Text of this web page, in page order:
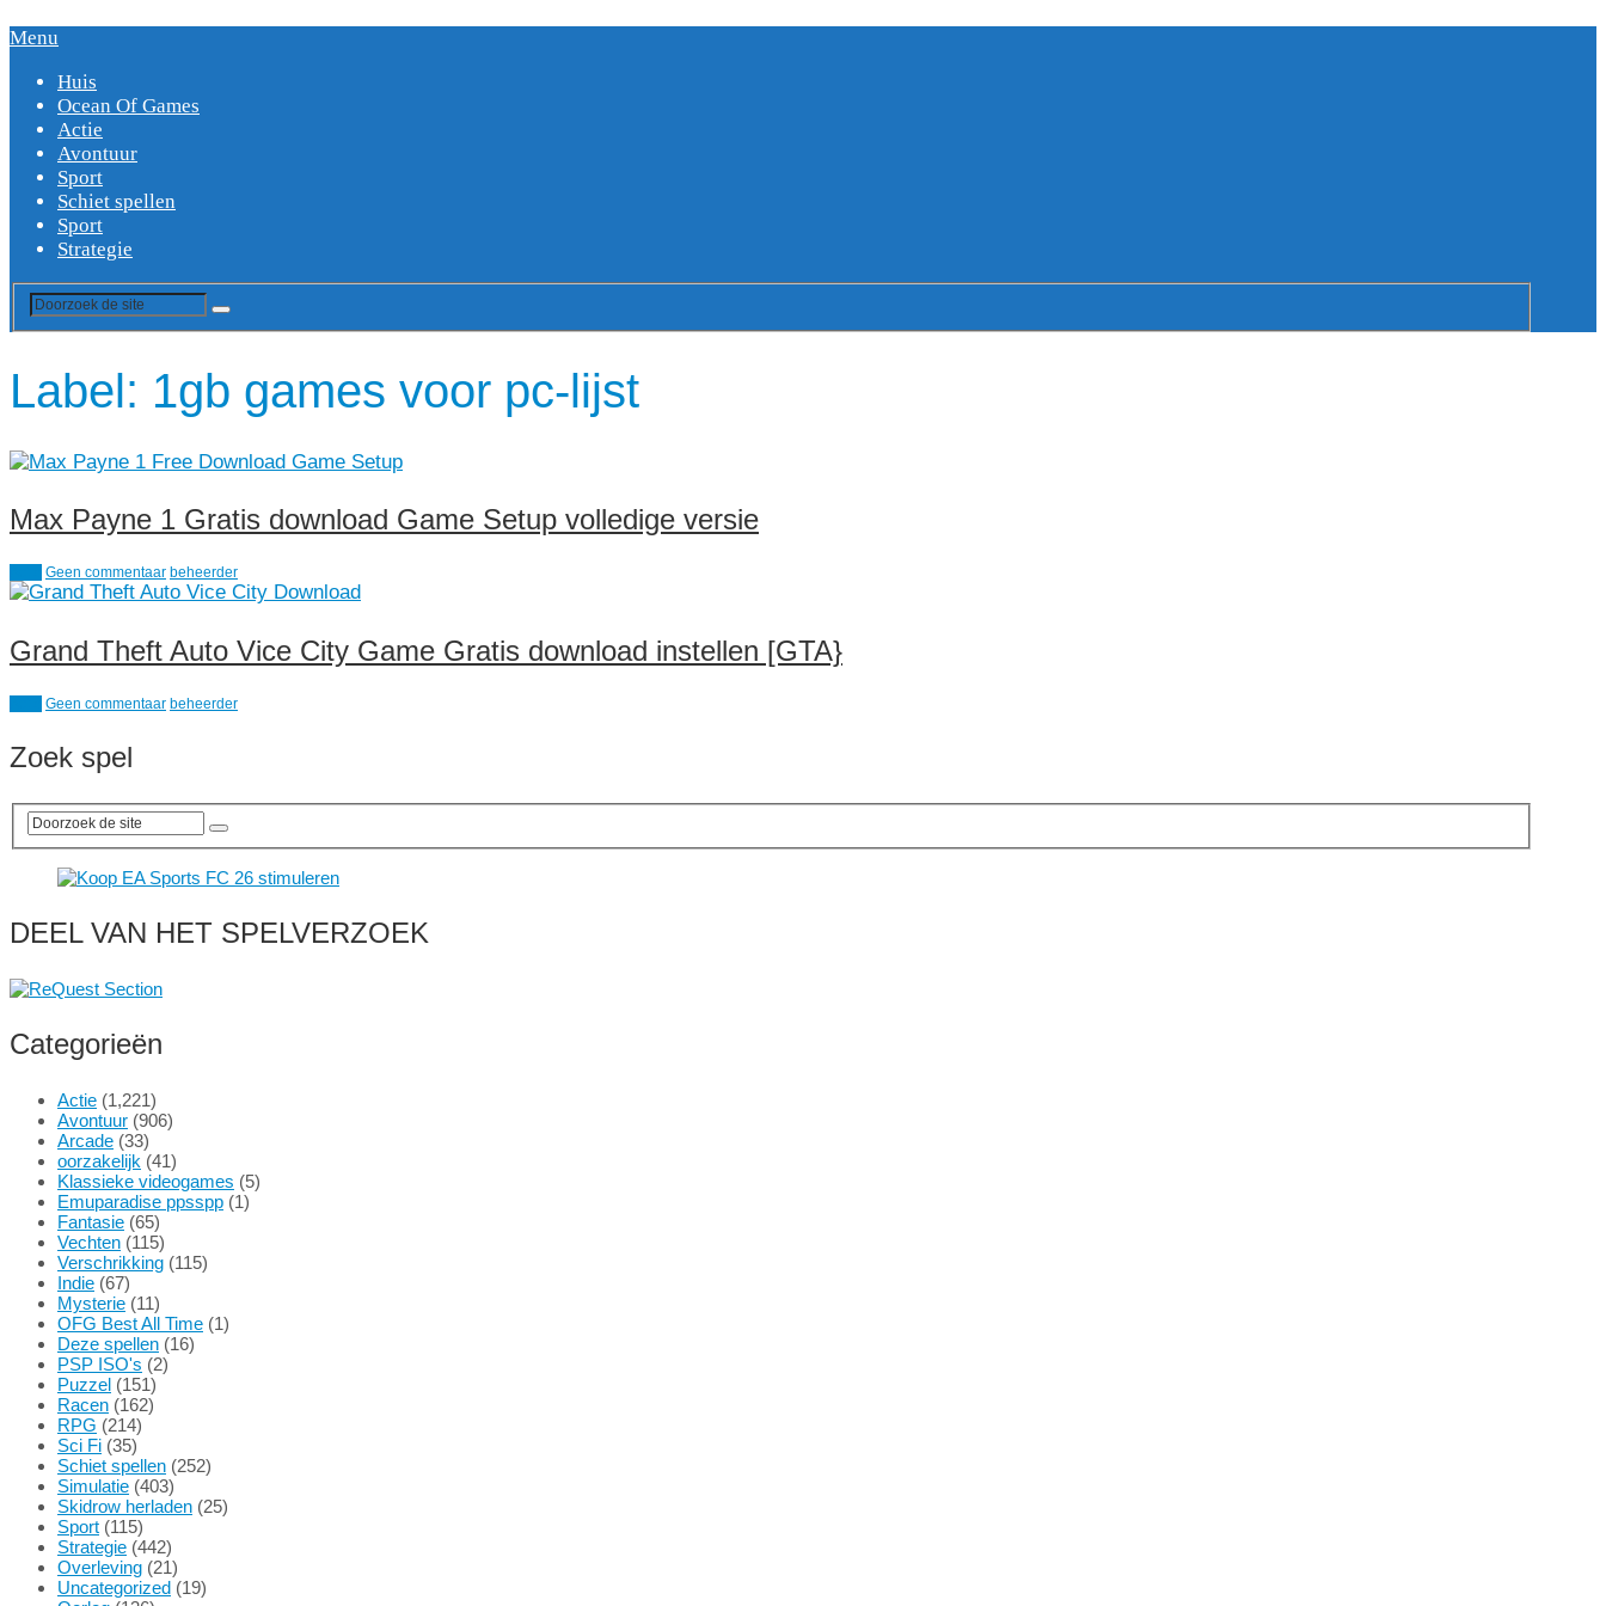
Menu
Huis
Ocean Of Games
Actie
Avontuur
Sport
Schiet spellen
Sport
Strategie
Label: 1gb games voor pc-lijst
Max Payne 1 Gratis download Game Setup volledige versie
Geen commentaar beheerder
Grand Theft Auto Vice City Game Gratis download instellen [GTA}
Geen commentaar beheerder
Zoek spel
DEEL VAN HET SPELVERZOEK
Categorieën
Actie (1,221)
Avontuur (906)
Arcade (33)
oorzakelijk (41)
Klassieke videogames (5)
Emuparadise ppsspp (1)
Fantasie (65)
Vechten (115)
Verschrikking (115)
Indie (67)
Mysterie (11)
OFG Best All Time (1)
Deze spellen (16)
PSP ISO's (2)
Puzzel (151)
Racen (162)
RPG (214)
Sci Fi (35)
Schiet spellen (252)
Simulatie (403)
Skidrow herladen (25)
Sport (115)
Strategie (442)
Overleving (21)
Uncategorized (19)